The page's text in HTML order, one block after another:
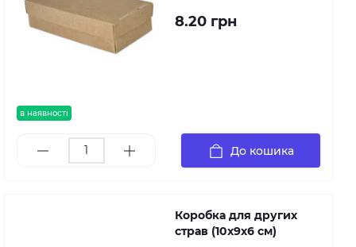
в наявності
8.20 грн
До кошика
Коробка для других
страв (10х9х6 см)